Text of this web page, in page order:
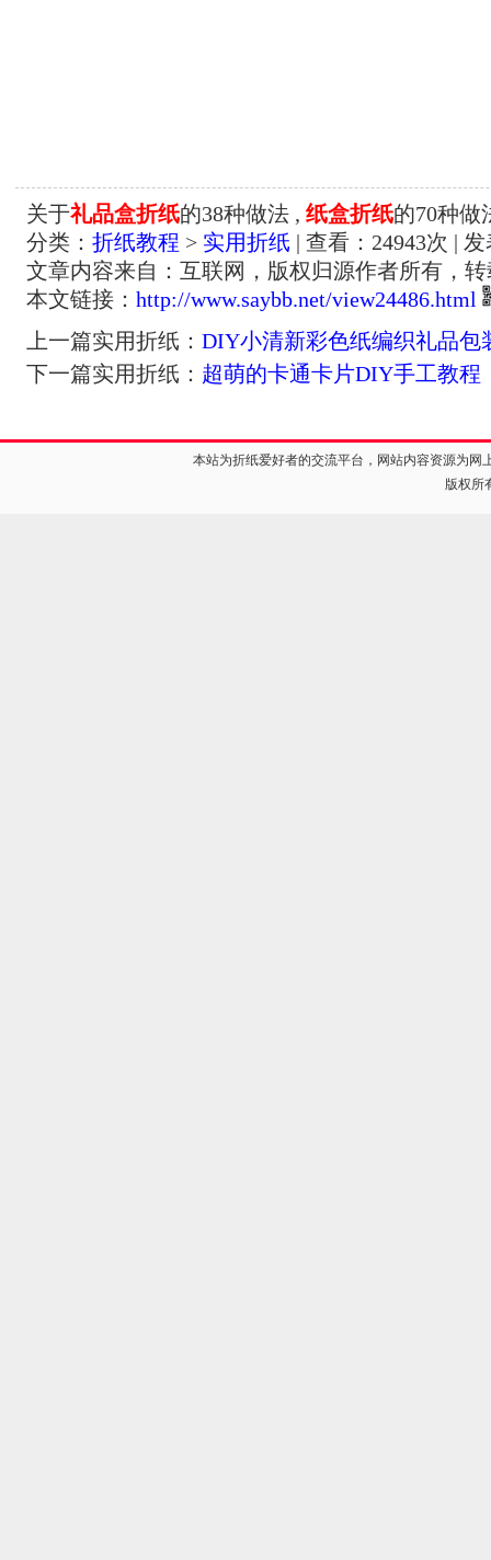
关于礼品盒折纸的38种做法 , 纸盒折纸的70种做
分类： 折纸教程 > 实用折纸 | 查看： 24943次 | 发
文章内容来自：互联网，版权归源作者所有，
本文链接： http://www.saybb.net/view24486.html
上一篇实用折纸： DIY小清新彩色纸编织礼品包
下一篇实用折纸： 超萌的卡通卡片DIY手工教程
本站为折纸爱好者的交流平台，网站内容资源为
版权所